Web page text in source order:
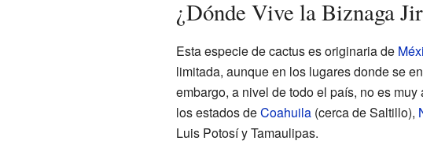
¿Dónde Vive la Biznaga
Esta especie de cactus es originaria de
limitada, aunque en los lugares donde se
embargo, a nivel de todo el país, no es
los estados deCoahuila(cerca de Saltillo),
Luis Potosí y Tamaulipas.